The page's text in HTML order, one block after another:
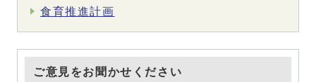
食育推進計画
ご意見をお聞かせください